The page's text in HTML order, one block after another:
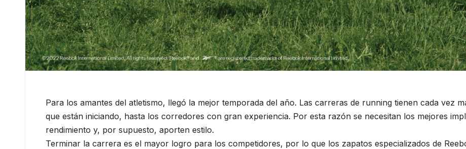
Para los amantes del atletismo, llegó la mejor temporada del año. Las carreras de running tienen cada vez
que están iniciando, hasta los corredores con gran experiencia. Por esta razón se necesitan los mejores
rendimiento y, por supuesto, aporten estilo.
Terminar la carrera es el mayor logro para los competidores, por lo que los zapatos especializados de